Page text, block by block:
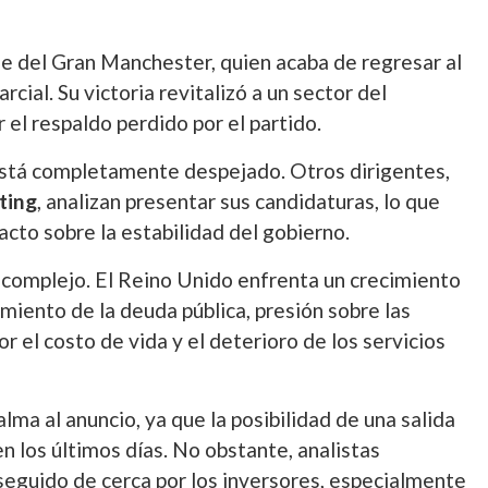
del Gran Manchester, quien acaba de regresar al
Su victoria revitalizó a un sector del
el respaldo perdido por el partido.
completamente despejado. Otros dirigentes,
, analizan presentar sus candidaturas, lo que
sobre la estabilidad del gobierno.
El Reino Unido enfrenta un crecimiento
de la deuda pública, presión sobre las
el costo de vida y el deterioro de los servicios
al anuncio, ya que la posibilidad de una salida
los últimos días. No obstante, analistas
de cerca por los inversores, especialmente